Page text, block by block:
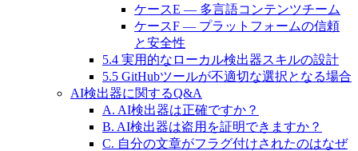
ケースE — 多言語コンテンツチーム
ケースF — プラットフォームの信頼
と安全性
5.4 実用的なローカル検出器スキルの設計
5.5 GitHubツールが不適切な選択となる場合
AI検出器に関するQ&A
A. AI検出器は正確ですか？
B. AI検出器は盗用を証明できますか？
C. 自分の文章がフラグ付けされたのはなぜ